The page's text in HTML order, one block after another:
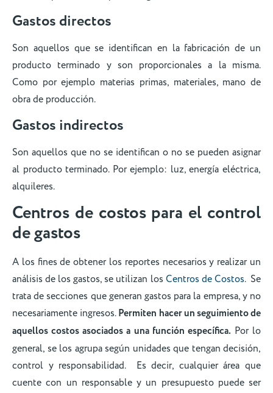
Gastos directos
Son aquellos que se identifican en la fabricación de un
producto terminado y son proporcionales a la misma.
Como por ejemplo materias primas, materiales, mano de
obra de producción.
Gastos indirectos
Son aquellos que no se identifican o no se pueden asignar
al producto terminado. Por ejemplo: luz, energía eléctrica,
alquileres.
Centros de costos para el control
de gastos
A los fines de obtener los reportes necesarios y realizar un
análisis de los gastos, se utilizan los Centros de Costos. Se
trata de secciones que generan gastos para la empresa, y no
necesariamente ingresos.Permiten hacer un seguimiento de
aquellos costos asociados a una función específica. Por lo
general, se los agrupa según unidades que tengan decisión,
control y responsabilidad. Es decir, cualquier área que
cuente con un responsable y un presupuesto puede ser